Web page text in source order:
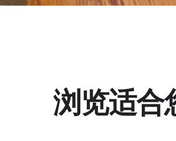
浏览适合